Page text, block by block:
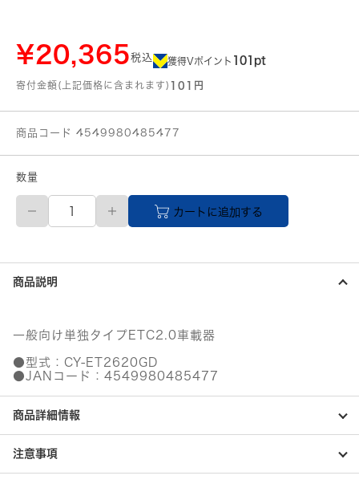
¥20,365税込 獲得Vポイント 101pt
寄付金額(上記価格に含まれます) 101円
商品コード 4549980485477
数量
【直
品】
受
信
機
ETC2.0
載
器
カートに追加する
商品説明
一般向け単独タイプETC2.0車載器
●型式：CY-ET2620GD
●JANコード：4549980485477
商品詳細情報
注意事項